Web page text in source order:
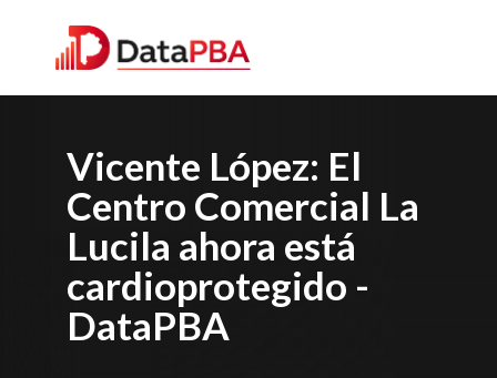
Vicente López: El
Centro Comercial La
Lucila ahora está
cardioprotegido -
DataPBA